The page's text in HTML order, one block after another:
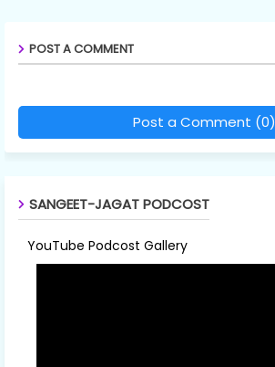
POST A COMMENT
Post a Comment (0)
SANGEET-JAGAT PODCOST
YouTube Podcost Gallery